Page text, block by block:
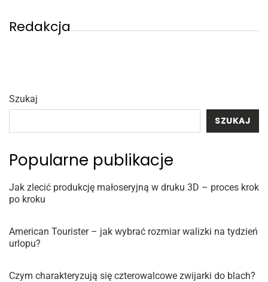
Redakcja
Szukaj
SZUKAJ
Popularne publikacje
Jak zlecić produkcję małoseryjną w druku 3D – proces krok
po kroku
American Tourister – jak wybrać rozmiar walizki na tydzień
urlopu?
Czym charakteryzują się czterowalcowe zwijarki do blach?